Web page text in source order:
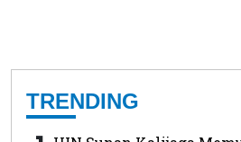
TRENDING